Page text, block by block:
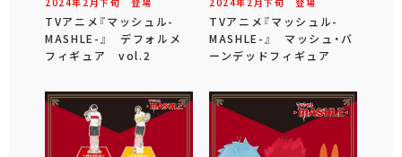
TVアニメ『マッシュル-
MASHLE-』 デフォルメ
フィギュア vol.2
TVアニメ『マッシュル-
MASHLE-』 マッシュ・バ
ーンデッドフィギュア